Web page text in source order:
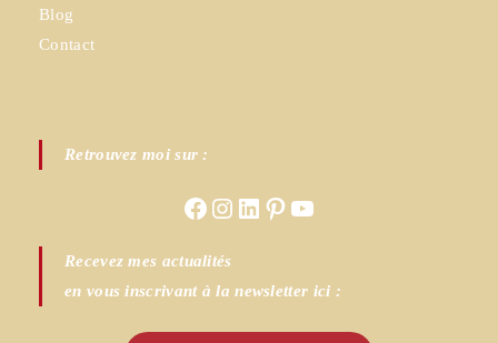
Blog
Contact
Retrouvez moi sur :
FacebookInstagram
LinkedIn
PinterestYouTube
Recevez mes actualités
en vous inscrivant à la newsletter ici :